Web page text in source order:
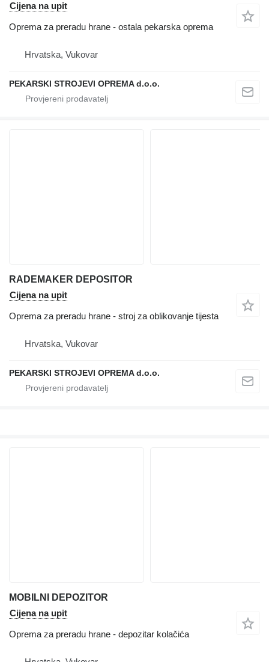
Cijena na upit
Oprema za preradu hrane - ostala pekarska oprema
Hrvatska, Vukovar
PEKARSKI STROJEVI OPREMA d.o.o.
RADEMAKER DEPOSITOR
Cijena na upit
Oprema za preradu hrane - stroj za oblikovanje tijesta
Hrvatska, Vukovar
PEKARSKI STROJEVI OPREMA d.o.o.
MOBILNI DEPOZITOR
Cijena na upit
Oprema za preradu hrane - depozitar kolačića